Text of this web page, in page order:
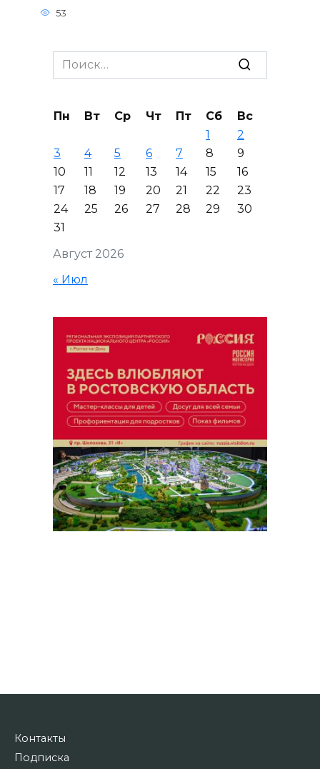
53
Search
for:
Август 2026
Пн Вт Ср Чт Пт Сб
Вс
1
2
3
4 5 6 7 8
9
10
11 12 13 14 15
16
17
18 19 20 21 22
23
24
25 26 27 28 29
30
31
« Июл
Контакты
Подписка